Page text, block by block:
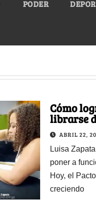
PODER
Cómo
librarse
crédito
ABRIL 22,
Luisa
poner a
Hoy, el
creciendo